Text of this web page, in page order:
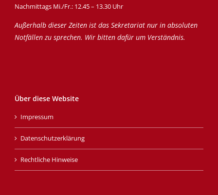
Nachmittags Mi./Fr.: 12.45 – 13.30 Uhr
Außerhalb dieser Zeiten ist das Sekretariat nur in absoluten
Notfällen zu sprechen. Wir bitten dafür um Verständnis.
Über diese Website
Impressum
Datenschutzerklärung
Rechtliche Hinweise